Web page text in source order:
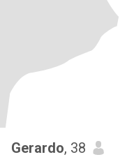
Gerardo, 38